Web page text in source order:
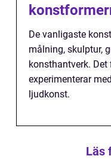
De vanligaste
målning, skulptur,
konsthantverk.
experimenterar
ljudkonst.
Läs